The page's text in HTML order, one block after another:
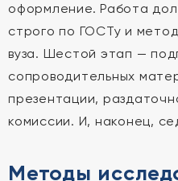
оформление. Работа
строго по ГОСТу и
вуза. Шестой этап —
сопроводительных
презентации,
комиссии. И, наконец,
Методы